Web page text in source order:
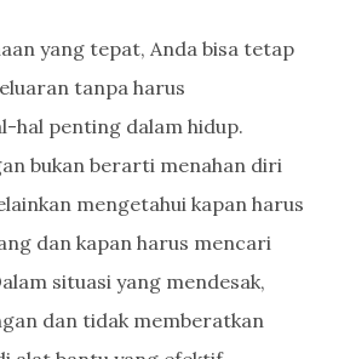
yang tepat, Anda bisa tetap
tanpa harus
hal penting dalam hidup.
bukan berarti menahan diri
mengetahui kapan harus
dan kapan harus mencari
situasi yang mendesak,
dan tidak memberatkan